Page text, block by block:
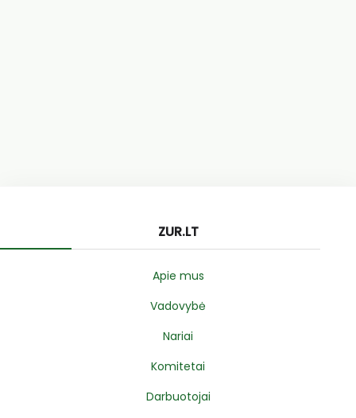
ZUR.LT
Apie mus
Vadovybė
Nariai
Komitetai
Darbuotojai